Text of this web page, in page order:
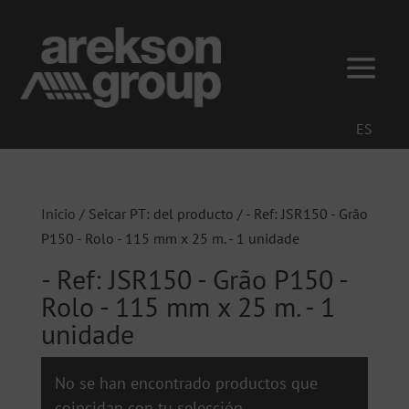
ES
Inicio / Seicar PT: del producto / - Ref: JSR150 - Grão
P150 - Rolo - 115 mm x 25 m. - 1 unidade
- Ref: JSR150 - Grão P150 -
Rolo - 115 mm x 25 m. - 1
unidade
No se han encontrado productos que